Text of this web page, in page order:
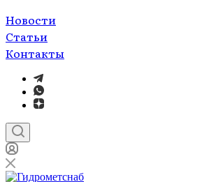
Новости
Статьи
Контакты